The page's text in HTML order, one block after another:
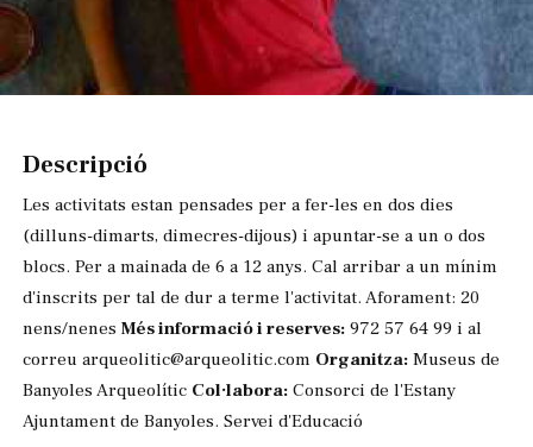
Descripció
Les activitats estan pensades per a fer-les en dos dies
(dilluns-dimarts, dimecres-dijous) i apuntar-se a un o dos
blocs. Per a mainada de 6 a 12 anys. Cal arribar a un mínim
d'inscrits per tal de dur a terme l'activitat. Aforament: 20
nens/nenes Més informació i reserves: 972 57 64 99 i al
correu arqueolitic@arqueolitic.com Organitza: Museus de
Banyoles Arqueolític Col·labora: Consorci de l'Estany
Ajuntament de Banyoles. Servei d'Educació